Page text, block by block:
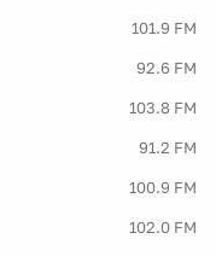
101.9 FM
92.6 FM
103.8 FM
91.2 FM
100.9 FM
102.0 FM